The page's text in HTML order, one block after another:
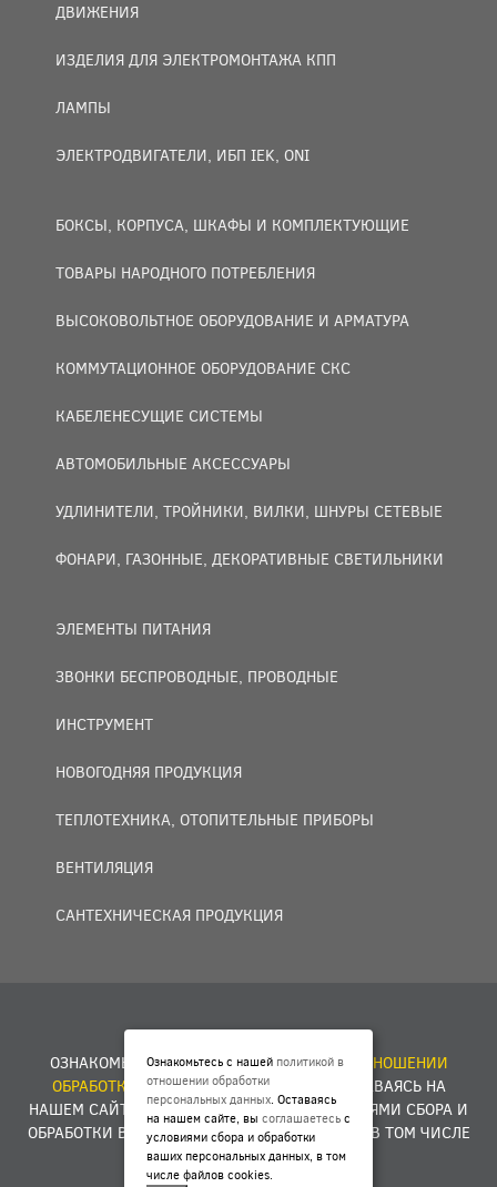
ДВИЖЕНИЯ
ИЗДЕЛИЯ ДЛЯ ЭЛЕКТРОМОНТАЖА КПП
ЛАМПЫ
ЭЛЕКТРОДВИГАТЕЛИ, ИБП IEK, ONI
БОКСЫ, КОРПУСА, ШКАФЫ И КОМПЛЕКТУЮЩИЕ
ТОВАРЫ НАРОДНОГО ПОТРЕБЛЕНИЯ
ВЫСОКОВОЛЬТНОЕ ОБОРУДОВАНИЕ И АРМАТУРА
КОММУТАЦИОННОЕ ОБОРУДОВАНИЕ СКС
КАБЕЛЕНЕСУЩИЕ СИСТЕМЫ
АВТОМОБИЛЬНЫЕ АКСЕССУАРЫ
УДЛИНИТЕЛИ, ТРОЙНИКИ, ВИЛКИ, ШНУРЫ СЕТЕВЫЕ
ФОНАРИ, ГАЗОННЫЕ, ДЕКОРАТИВНЫЕ СВЕТИЛЬНИКИ
ЭЛЕМЕНТЫ ПИТАНИЯ
ЗВОНКИ БЕСПРОВОДНЫЕ, ПРОВОДНЫЕ
ИНСТРУМЕНТ
НОВОГОДНЯЯ ПРОДУКЦИЯ
ТЕПЛОТЕХНИКА, ОТОПИТЕЛЬНЫЕ ПРИБОРЫ
ВЕНТИЛЯЦИЯ
САНТЕХНИЧЕСКАЯ ПРОДУКЦИЯ
ОЗНАКОМЬТЕСЬ С НАШЕЙПОЛИТИКОЙ В ОТНОШЕНИИ
ОБРАБОТКИ ПЕРСОНАЛЬНЫХ ДАННЫХ
. ОСТАВАЯСЬ НА
НАШЕМ САЙТЕ, ВЫСОГЛАШАЕТЕСЬС УСЛОВИЯМИ СБОРА И
ОБРАБОТКИ ВАШИХ ПЕРСОНАЛЬНЫХ ДАННЫХ, В ТОМ ЧИСЛЕ
ФАЙЛОВ COOKIES.
Ознакомьтесь с нашей политикой в
отношении обработки
персональных данных. Оставаясь
на нашем сайте, вы соглашаетесь с
условиями сбора и обработки
ваших персональных данных, в том
числе файлов cookies.